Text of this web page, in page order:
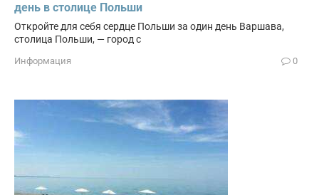
день в столице Польши
Откройте для себя сердце Польши за один день Варшава,
столица Польши, — город с
Информация 0